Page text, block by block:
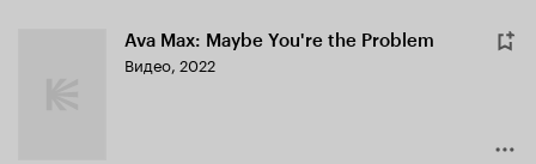
Ava Max: Maybe You're the Problem
Видео, 2022